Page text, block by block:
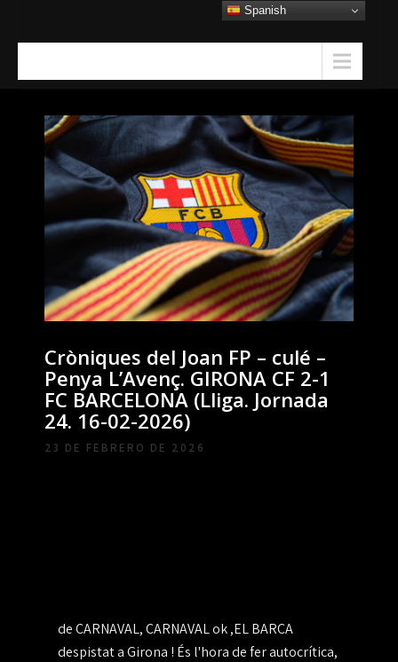
Cròniques del Joan FP – culé –
Penya L’Avenç. GIRONA CF 2-1
FC BARCELONA (Lliga. Jornada
24. 16-02-2026)
23 DE FEBRERO DE 2026
de CARNAVAL, CARNAVAL ok ,EL BARÇA
despistat a Girona ! És l'hora de fer autocrítica,
Spanish